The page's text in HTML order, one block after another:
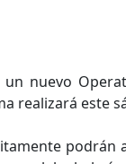
nuevo
realizará este